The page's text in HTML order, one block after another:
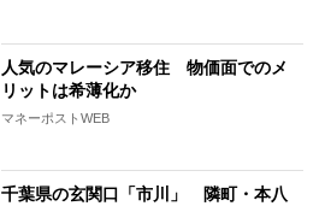
人気のマレーシア移住 物価面でのメ
リットは希薄化か
マネーポストWEB
千葉県の玄関口「市川」 隣町・本八